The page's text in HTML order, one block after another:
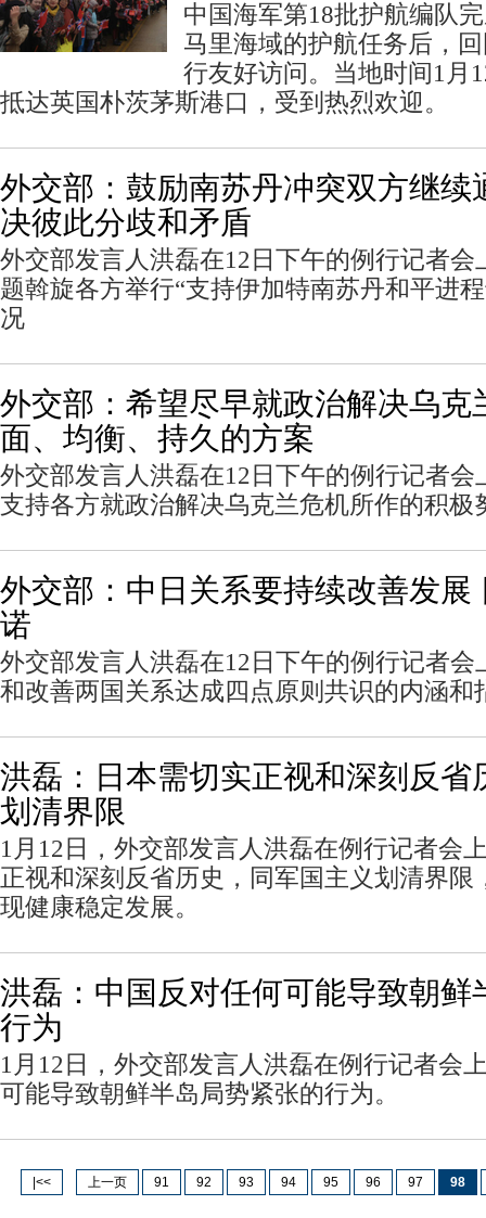
中国海军第18批护航编队
马里海域的护航任务后，
行友好访问。当地时间1月
抵达英国朴茨茅斯港口，受到热烈欢迎。
外交部：鼓励南苏丹冲突双方继续
决彼此分歧和矛盾
外交部发言人洪磊在12日下午的例行记者会
题斡旋各方举行“支持伊加特南苏丹和平进
况
外交部：希望尽早就政治解决乌克
面、均衡、持久的方案
外交部发言人洪磊在12日下午的例行记者会
支持各方就政治解决乌克兰危机所作的积极
外交部：中日关系要持续改善发展
诺
外交部发言人洪磊在12日下午的例行记者会
和改善两国关系达成四点原则共识的内涵和
洪磊：日本需切实正视和深刻反省
划清界限
1月12日，外交部发言人洪磊在例行记者会
正视和深刻反省历史，同军国主义划清界限
现健康稳定发展。
洪磊：中国反对任何可能导致朝鲜
行为
1月12日，外交部发言人洪磊在例行记者会
可能导致朝鲜半岛局势紧张的行为。
|<< 上一页 91 92 93 94 95 96 97 98